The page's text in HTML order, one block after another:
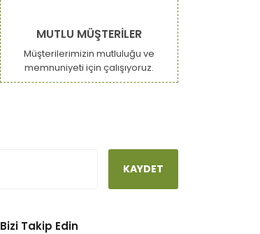
MUTLU MÜŞTERİLER
Müşterilerimizin mutluluğu ve
memnuniyeti için çalışıyoruz.
KAYDET
Bizi Takip Edin